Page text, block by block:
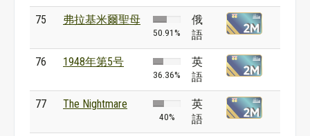
75 弗拉基米爾聖母
50.91%
俄
語
76 1948年第5号
36.36%
英
語
77 The Nightmare
40%
英
語